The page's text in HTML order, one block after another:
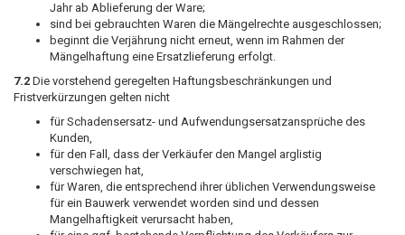
Jahr ab Ablieferung der Ware;
sind bei gebrauchten Waren die Mängelrechte ausgeschlossen;
beginnt die Verjährung nicht erneut, wenn im Rahmen der
Mängelhaftung eine Ersatzlieferung erfolgt.
7.2 Die vorstehend geregelten Haftungsbeschränkungen und
Fristverkürzungen gelten nicht
für Schadensersatz- und Aufwendungsersatzansprüche des
Kunden,
für den Fall, dass der Verkäufer den Mangel arglistig
verschwiegen hat,
für Waren, die entsprechend ihrer üblichen Verwendungsweise
für ein Bauwerk verwendet worden sind und dessen
Mangelhaftigkeit verursacht haben,